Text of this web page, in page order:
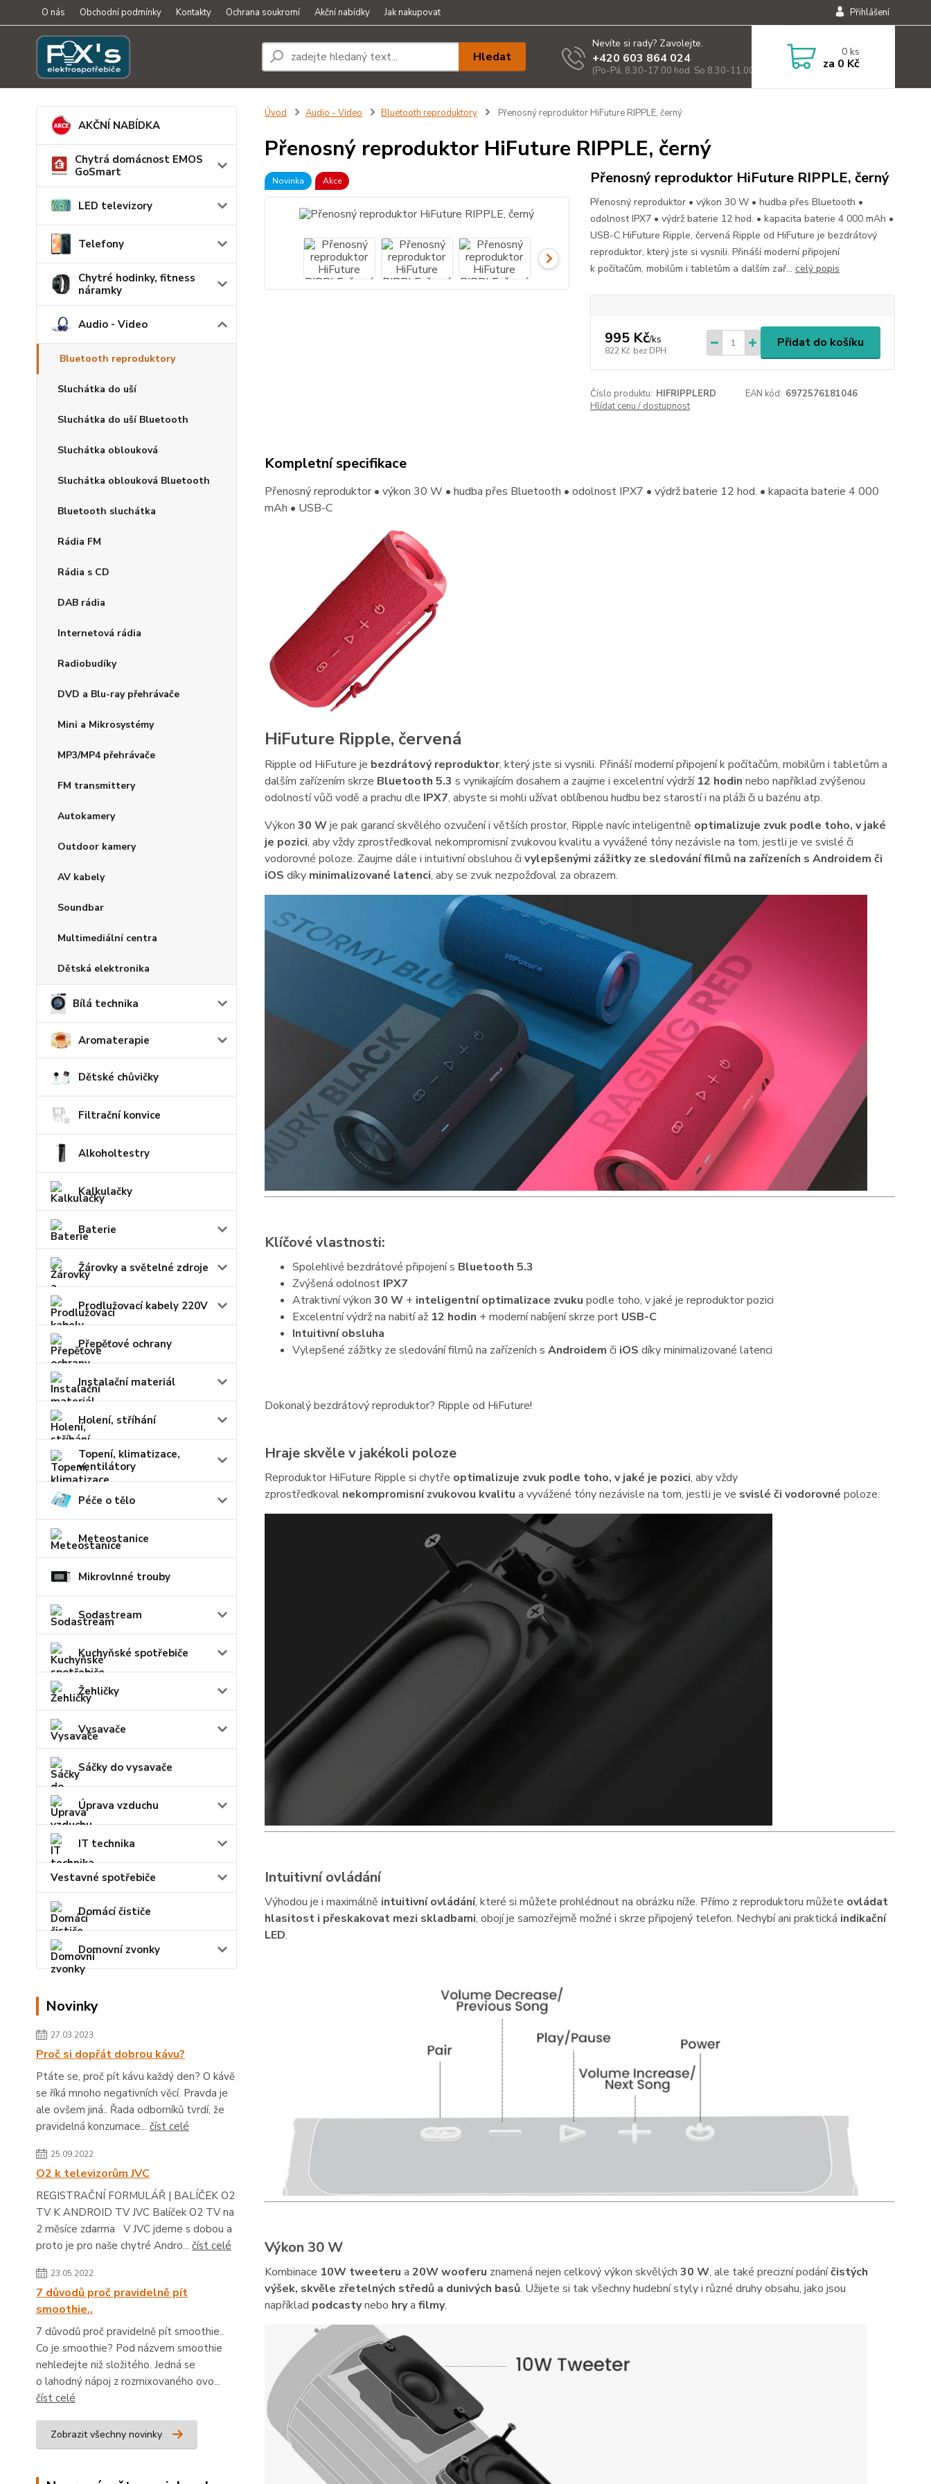
O nás Obchodní podmínky Kontakty Ochrana soukromí Akční nabídky Jak nakupovat Přihlášení
Hledat
Nevíte si rady? Zavolejte.
+420 603 864 024
(Po-Pá, 8.30-17.00 hod. So 8.30-11.00)
0ks
za 0 Kč
AKČNÍ NABÍDKA
Chytrá domácnost EMOS
GoSmart
LED televizory
Telefony
Chytré hodinky, fitness
náramky
Audio - Video
Bluetooth reproduktory
Sluchátka do uší
Sluchátka do uší Bluetooth
Sluchátka oblouková
Sluchátka oblouková Bluetooth
Bluetooth sluchátka
Rádia FM
Rádia s CD
DAB rádia
Internetová rádia
Radiobudíky
DVD a Blu-ray přehrávače
Mini a Mikrosystémy
MP3/MP4 přehrávače
FM transmittery
Autokamery
Outdoor kamery
AV kabely
Soundbar
Multimediální centra
Dětská elektronika
Bílá technika
Aromaterapie
Dětské chůvičky
Filtrační konvice
Alkoholtestry
Kalkulačky
Baterie
Žárovky a světelné zdroje
Prodlužovací kabely 220V
Přepěťové ochrany
Instalační materiál
Holení, stříhání
Topení, klimatizace,
ventilátory
Péče o tělo
Meteostanice
Mikrovlnné trouby
Sodastream
Kuchyňské spotřebiče
Žehličky
Vysavače
Sáčky do vysavače
Úprava vzduchu
IT technika
Vestavné spotřebiče
Domácí čističe
Domovní zvonky
Novinky
27.03.2023
Proč si dopřát dobrou kávu?
Ptáte se, proč pít kávu každý den? O kávě
se říká mnoho negativních věcí. Pravda je
ale ovšem jiná.. Řada odborníků tvrdí, že
pravidelná konzumace... číst celé
25.09.2022
O2 k televizorům JVC
REGISTRAČNÍ FORMULÁŘ | BALÍČEK O2
TV K ANDROID TV JVC Balíček O2 TV na
2 měsíce zdarma V JVC jdeme s dobou a
proto je pro naše chytré Andro... číst celé
23.05.2022
7 důvodů proč pravidelně pít
smoothie..
7 důvodů proč pravidelně pít smoothie..
Co je smoothie? Pod názvem smoothie
nehledejte niž složitého. Jedná se
o lahodný nápoj z rozmixovaného ovo...
číst celé
Zobrazit všechny novinky
Úvod Audio - Video Bluetooth reproduktory Přenosný reproduktor HiFuture RIPPLE, černý
Přenosný reproduktor HiFuture RIPPLE, černý
Novinka Akce Přenosný reproduktor HiFuture RIPPLE, černý
Přenosný reproduktor • výkon 30 W • hudba přes Bluetooth •
odolnost IPX7 • výdrž baterie 12 hod. • kapacita baterie 4 000 mAh •
USB-C HiFuture Ripple, červená Ripple od HiFuture je bezdrátový
reproduktor, který jste si vysnili. Přináší moderní připojení
k počítačům, mobilům i tabletům a dalším zař... celý popis
995 Kč/ks
822 Kč bez DPH
Přidat do košíku
Číslo produktu: HIFRIPPLERD EAN kód: 6972576181046
Hlídat cenu / dostupnost
Kompletní specifikace
Přenosný reproduktor • výkon 30 W • hudba přes Bluetooth • odolnost IPX7 • výdrž baterie 12 hod. • kapacita baterie 4 000
mAh • USB-C
HiFuture Ripple, červená
Ripple od HiFuture je bezdrátový reproduktor, který jste si vysnili. Přináší moderní připojení k počítačům, mobilům i tabletům a
dalším zařízením skrze Bluetooth 5.3 s vynikajícím dosahem a zaujme i excelentní výdrží 12 hodin nebo například zvýšenou
odolností vůči vodě a prachu dle IPX7, abyste si mohli užívat oblíbenou hudbu bez starostí i na pláži či u bazénu atp.
Výkon 30 Wje pak garancí skvělého ozvučení i větších prostor, Ripple navíc inteligentně optimalizuje zvuk podle toho, v jaké
je pozici, aby vždy zprostředkoval nekompromisní zvukovou kvalitu a vyvážené tóny nezávisle na tom, jestli je ve svislé či
vodorovné poloze. Zaujme dále i intuitivní obsluhou či vylepšenými zážitky ze sledování filmů na zařízeních s Androidem či
iOS díky minimalizované latenci, aby se zvuk nezpožďoval za obrazem.
Klíčové vlastnosti:
Spolehlivé bezdrátové připojení s Bluetooth 5.3
Zvýšená odolnost IPX7
Atraktivní výkon 30 W+ inteligentní optimalizace zvuku podle toho, v jaké je reproduktor pozici
Excelentní výdrž na nabití až 12 hodin + moderní nabíjení skrze port USB-C
Intuitivní obsluha
Vylepšené zážitky ze sledování filmů na zařízeních s Androidem či iOS díky minimalizované latenci
Dokonalý bezdrátový reproduktor? Ripple od HiFuture!
Hraje skvěle v jakékoli poloze
Reproduktor HiFuture Ripple si chytře optimalizuje zvuk podle toho, v jaké je pozici, aby vždy
zprostředkoval nekompromisní zvukovou kvalitu a vyvážené tóny nezávisle na tom, jestli je ve svislé či vodorovné poloze.
Intuitivní ovládání
Výhodou je i maximálně intuitivní ovládání, které si můžete prohlédnout na obrázku níže. Přímo z reproduktoru můžete ovládat
hlasitost i přeskakovat mezi skladbami, obojí je samozřejmě možné i skrze připojený telefon. Nechybí ani praktická indikační
LED.
Výkon 30 W
Kombinace 10W tweeteru a 20W wooferu znamená nejen celkový výkon skvělých 30 W, ale také precizní podáníčistých
výšek, skvěle zřetelných středů a dunivých basů. Užijete si tak všechny hudební styly i různé druhy obsahu, jako jsou
například podcastynebo hrya filmy.